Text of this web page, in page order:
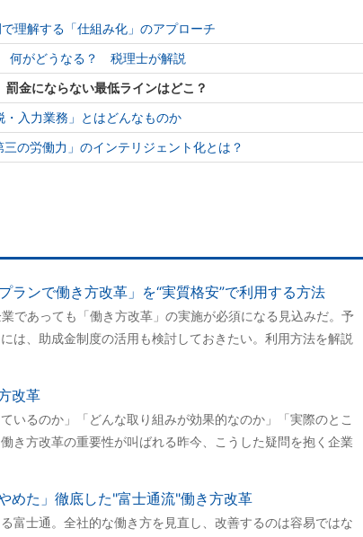
理解する「仕組み化」のアプローチ
何がどうなる？ 税理士が解説
金にならない最低ラインはどこ？
入力業務」とはどんなものか
の労働力」のインテリジェント化とは？
ンで働き方改革」を“実質格安”で利用する方法
であっても「働き方改革」の実施が必須になる見込みだ。予
は、助成金制度の活用も検討しておきたい。利用方法を解説
改革
いるのか」「どんな取り組みが効果的なのか」「実際のとこ
き方改革の重要性が叫ばれる昨今、こうした疑問を抱く企業
めた」徹底した"富士通流"働き方改革
富士通。全社的な働き方を見直し、改善するのは容易ではな